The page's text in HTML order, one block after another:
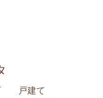
戸建て